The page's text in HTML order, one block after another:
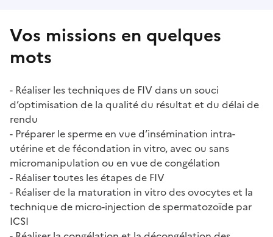
Vos missions en quelques
mots
- Réaliser les techniques de FIV dans un souci
d’optimisation de la qualité du résultat et du délai de
rendu
- Préparer le sperme en vue d’insémination intra-
utérine et de fécondation in vitro, avec ou sans
micromanipulation ou en vue de congélation
- Réaliser toutes les étapes de FIV
- Réaliser de la maturation in vitro des ovocytes et la
technique de micro-injection de spermatozoïde par
ICSI